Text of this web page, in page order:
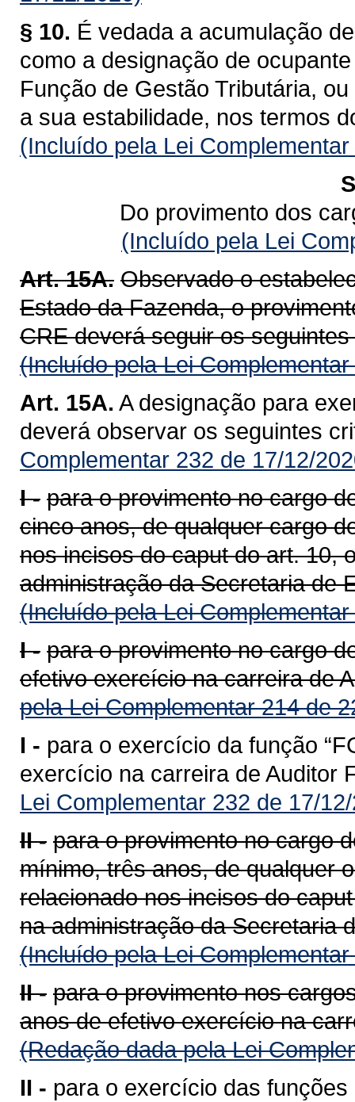
§ 10. É vedada a acumulação
como a designação de
Função de Gestão Tributária,
a sua estabilidade, nos termos
(Incluído pela Lei
Do provimento dos
(Incluído pela Lei
Art. 15A. Observado o
Estado da Fazenda, o
CRE deverá seguir os
(Incluído pela Lei
Art. 15A. A designação para
deverá observar os seguintes
Complementar 232 de 17/12/
I - para o provimento no cargo
cinco anos, de qualquer cargo
nos incisos do caput do art. 10,
administração da Secretaria de
(Incluído pela Lei
I - para o provimento no cargo
efetivo exercício na carreira de
pela Lei Complementar 214 de
I - para o exercício da função
exercício na carreira de Auditor
Lei Complementar 232 de 17/
II - para o provimento no cargo
mínimo, três anos, de qualquer
relacionado nos incisos do
na administração da Secretaria
(Incluído pela Lei
II - para o provimento nos
anos de efetivo exercício na
(Redação dada pela Lei
II - para o exercício das